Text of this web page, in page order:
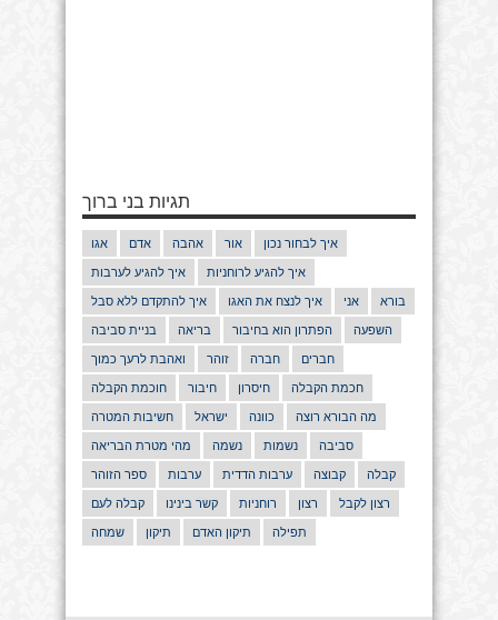
תגיות בני ברוך
אגו אדם אהבה אור איך לבחור נכון
איך להגיע לערבות איך להגיע לרוחניות
איך להתקדם ללא סבל איך לנצח את האגו אני בורא
בניית סביבה בריאה הפתרון הוא בחיבור השפעה
ואהבת לרעך כמוך זוהר חברה חברים
חוכמת הקבלה חיבור חיסרון חכמת הקבלה
חשיבות המטרה ישראל כוונה מה הבורא רוצה
מהי מטרת הבריאה נשמה נשמות סביבה
ספר הזוהר ערבות ערבות הדדית קבוצה קבלה
קבלה לעם קשר בינינו רוחניות רצון רצון לקבל
שמחה תיקון תיקון האדם תפילה